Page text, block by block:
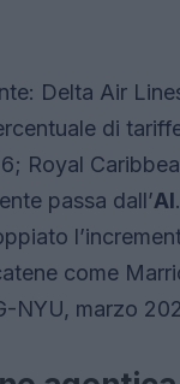
Delta Air
di
Royal
passa dall’AI
come
NYU, marzo